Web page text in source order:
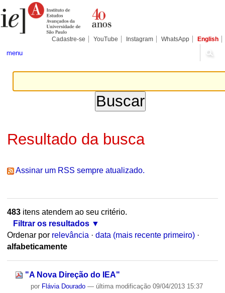
para
conteúdo.
Pessoais
Cadastre-se YouTube Instagram WhatsApp English
menu
Resultado da busca
Assinar um RSS sempre atualizado.
483itens atendem ao seu critério.
Filtrar os resultados
Ordenar por relevância · data (mais recente primeiro) ·
alfabeticamente
"A Nova Direção do IEA"
por Flávia Dourado — última modificação09/04/2013 15:37